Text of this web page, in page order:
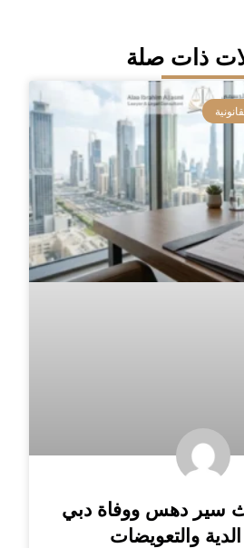
ذات صلة
سير دهس ووفاة دبي
الدية والتعويضات